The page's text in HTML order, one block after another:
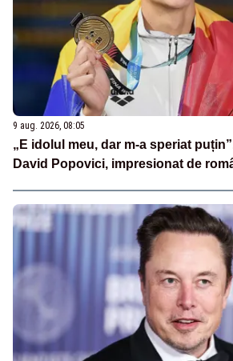
9 aug. 2026, 08:05
„E idolul meu, dar m-a speriat
David Popovici, impresionat de